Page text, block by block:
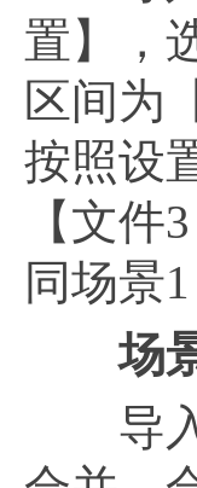
置】，
区间为
按照设
【文
同场景1
场
导入